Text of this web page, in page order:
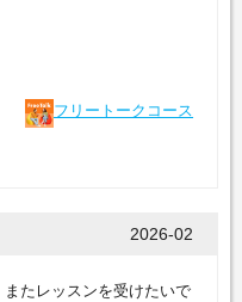
フリートークコース
2026-02
たレッスンを受けたいで